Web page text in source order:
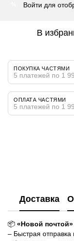
Войти для
В
ПОКУПКА ЧАСТЯМИ
5 платежей по 1
ОПЛАТА ЧАСТЯМИ
5 платежей по 1
Доставка
📦 «Новой
– Быстрая отправка